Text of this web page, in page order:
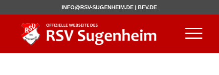
INFO@RSV-SUGENHEIM.DE |BFV.DE